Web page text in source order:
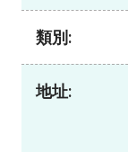
規則及標準
資料庫
類別:
地址: